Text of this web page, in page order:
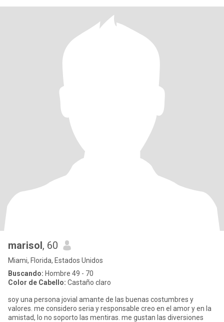
marisol, 60
Miami, Florida, Estados Unidos
Buscando: Hombre 49 - 70
Color de Cabello: Castaño claro
soy una persona jovial amante de las buenas costumbres y
valores. me considero seria y responsable creo en el amor y en la
amistad, lo no soporto las mentiras. me gustan las diversiones